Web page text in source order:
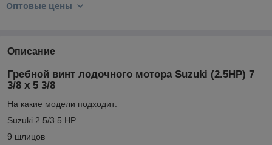
Оптовые цены
Описание
Гребной винт лодочного мотора Suzuki (2.5HP) 7
3/8 x 5 3/8
На какие модели подходит:
Suzuki 2.5/3.5 HP
9 шлицов